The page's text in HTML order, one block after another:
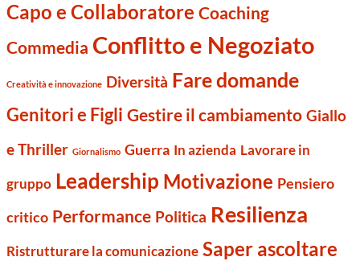
Capo e Collaboratore Coaching
Commedia Conflitto e Negoziato
Creatività e innovazione Diversità Fare domande
Genitori e Figli Gestire il cambiamento Giallo
e Thriller Giornalismo Guerra In azienda Lavorare in
gruppo Leadership Motivazione Pensiero
critico Performance Politica Resilienza
Ristrutturare la comunicazione Saper ascoltare